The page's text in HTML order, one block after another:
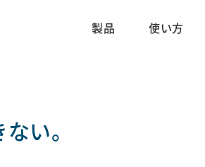
製品 使い方
い。